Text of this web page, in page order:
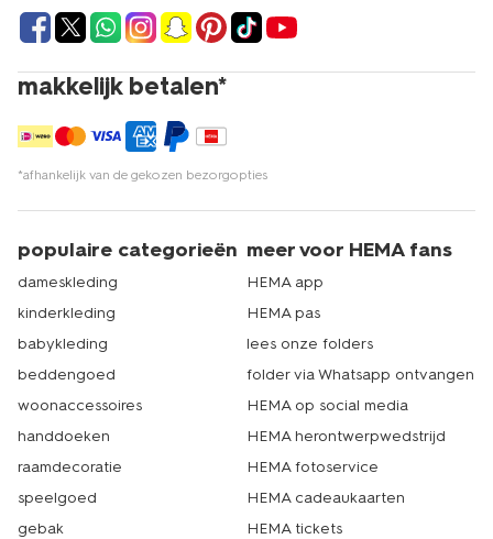
makkelijk betalen*
*afhankelijk van de gekozen bezorgopties
populaire categorieën
dameskleding
kinderkleding
babykleding
beddengoed
woonaccessoires
handdoeken
raamdecoratie
speelgoed
gebak
meer voor HEMA fans
HEMA app
HEMA pas
lees onze folders
folder via Whatsapp ontvangen
HEMA op social media
HEMA herontwerpwedstrijd
HEMA fotoservice
HEMA cadeaukaarten
HEMA tickets